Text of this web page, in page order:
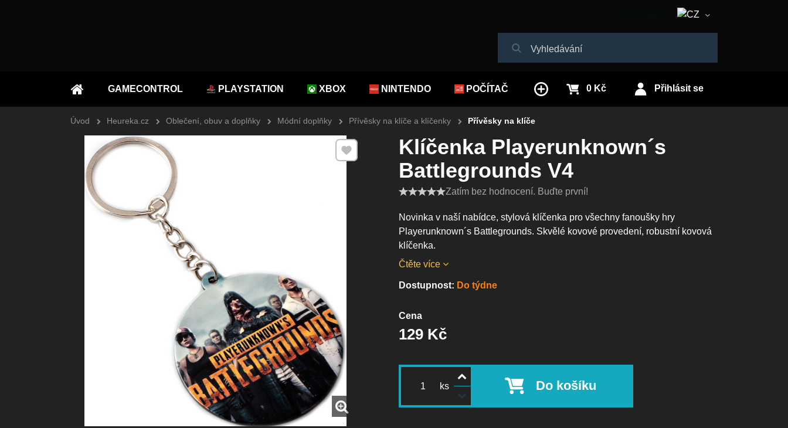
Slovakia
ÚVOD
GAMECONTROL PLAYSTATION XBOX NINTENDO POČÍTAČ Přihlásit se
0 Kč
Úvod Heureka.cz Oblečení, obuv a doplňky Módní doplňky Přívěsky na klíče a klíčenky Přívěsky na klíče
Klíčenka Playerunknown´s
Battlegrounds V4
Novinka v naší nabídce, stylová klíčenka pro všechny fanoušky hry
Playerunknown´s Battlegrounds. Skvělé kovové provedení, robustní kovová
klíčenka.
Čtěte více
Zatím bez hodnocení. Buďte první!
Přidat k Oblíbeným
Dostupnost: Do týdne
Cena
129 Kč
ks Do košíku